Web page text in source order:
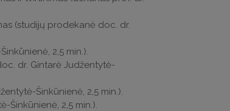
(studijų prodekanė doc. dr.
2,5 min.).
dr. Gintarė Judžentytė-
Šinkūnienė, 2,5 min.).
Šinkūnienė, 2,5 min.).